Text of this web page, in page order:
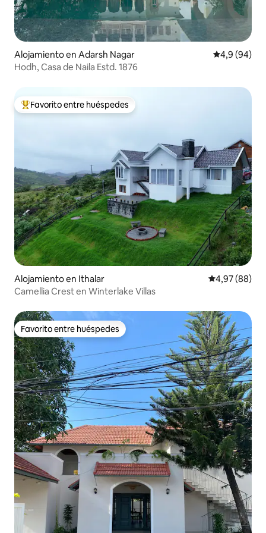
Alojamiento en Adarsh Nagar Calificación
4,9 (94)
Hodh, Casa de Naila Estd. 1876
Favorito entre los huéspedes más destacados
Favorito entre huéspedes
Alojamiento en Ithalar Calificación
4,97 (88)
Camellia Crest en Winterlake Villas
Favorito entre huéspedes
Favorito entre huéspedes